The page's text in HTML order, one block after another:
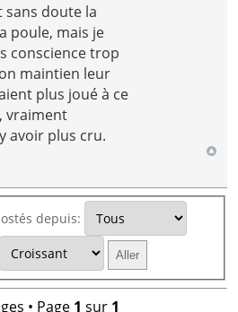
sans doute la
poule, mais je
conscience trop
maintien leur
plus joué à ce
vraiment
avoir plus cru.
depuis:
• Page 1 sur 1